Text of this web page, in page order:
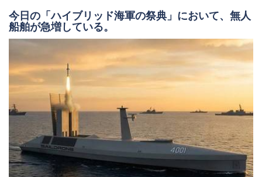
今日の「ハイブリッド海軍の祭典」において、無人
船舶が急増している。